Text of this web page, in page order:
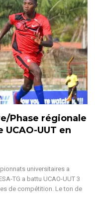
Phase régionale
UUT en
universitaires a
TG a battu UCAO-UUT 3
de compétition. Le ton de